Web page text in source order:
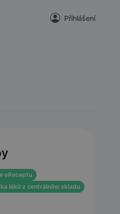
Přihlášení
eReceptu
léků z centrálního skladu